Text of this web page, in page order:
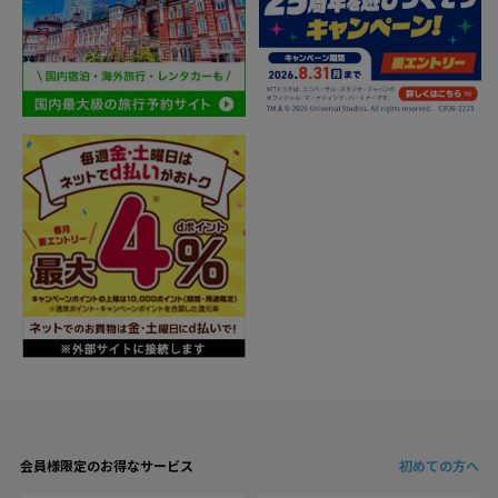
会員様限定のお得なサービス 初めての方へ